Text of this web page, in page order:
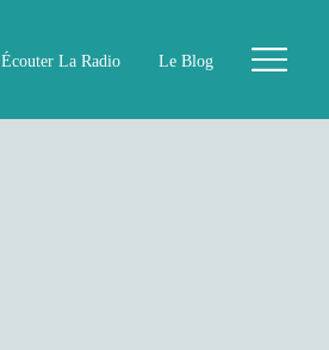
Écouter La Radio Le Blog